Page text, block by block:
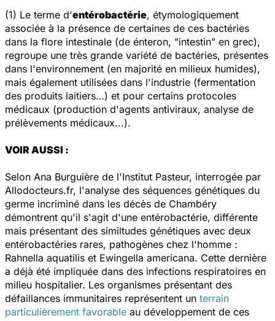
(1) Le terme d'entérobactérie, étymologiquement
associée à la présence de certaines de ces bactéries
dans la flore intestinale (de énteron, "intestin" en grec),
regroupe une très grande variété de bactéries, présentes
dans l'environnement (en majorité en milieux humides),
mais également utilisées dans l'industrie (fermentation
des produits laitiers…) et pour certains protocoles
médicaux (production d'agents antiviraux, analyse de
prélèvements médicaux...).
VOIR AUSSI :
Selon Ana Burguière de l'Institut Pasteur, interrogée par
Allodocteurs.fr, l'analyse des séquences génétiques du
germe incriminé dans les décès de Chambéry
démontrent qu'il s'agit d'une entérobactérie, différente
mais présentant des similtudes génétiques avec deux
entérobactéries rares, pathogènes chez l'homme :
Rahnella aquatilis et Ewingella americana. Cette dernière
a déjà été impliquée dans des infections respiratoires en
milieu hospitalier. Les organismes présentant des
défaillances immunitaires représentent un terrain
particulièrement favorable au développement de ces